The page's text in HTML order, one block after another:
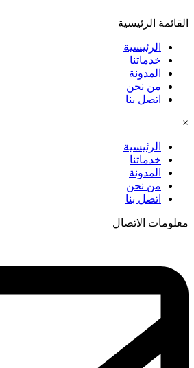
القائمة الرئيسية
الرئيسية
خدماتنا
المدونة
من نحن
اتصل بنا
×
الرئيسية
خدماتنا
المدونة
من نحن
اتصل بنا
معلومات الاتصال